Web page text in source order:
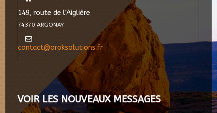
149, route de l’Aiglière
74370 ARGONAY
contact@oroksolutions.fr
VOIR LES NOUVEAUX MESSAGES